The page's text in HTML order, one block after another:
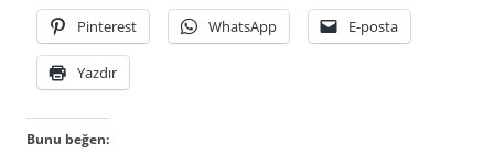
Pinterest WhatsApp E-posta
Yazdır
Bunu beğen: